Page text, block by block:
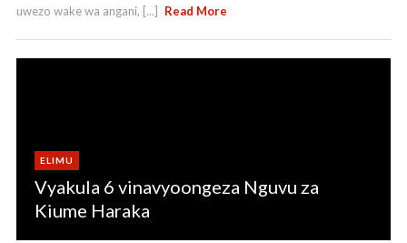
uwezo wake wa angani, [...]
Read More
ELIMU
Vyakula 6 vinavyoongeza Nguvu za
Kiume Haraka